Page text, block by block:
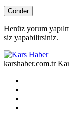
Henüz yorum
siz yapabilirsiniz.
karshaber.com.tr